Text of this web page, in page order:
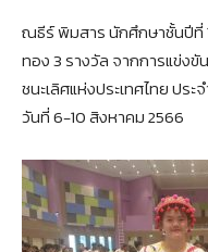
ณธีร์ พิมสาร นักศึกษาชั้นปีที่
ทอง 3 รางวัล จากการแข่ง
ชนะเลิศแห่งประเทศไทย ปร
วันที่ 6-10 สิงหาคม 2566